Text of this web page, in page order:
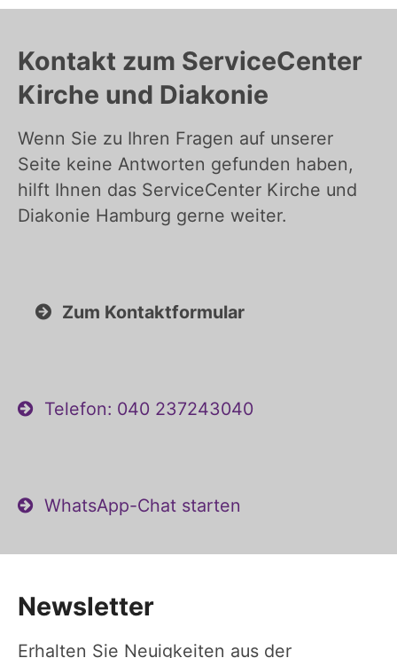
Kontakt zum ServiceCenter
Kirche und Diakonie
Wenn Sie zu Ihren Fragen auf unserer
Seite keine Antworten gefunden haben,
hilft Ihnen das ServiceCenter Kirche und
Diakonie Hamburg gerne weiter.
Zum Kontaktformular
Telefon: 040 237243040
WhatsApp-Chat starten
Newsletter
Erhalten Sie Neuigkeiten aus der